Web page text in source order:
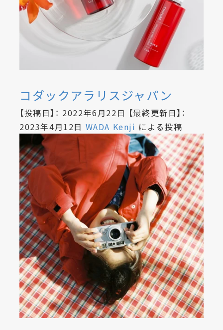
コダックアラリスジャパン
【投稿日】： 2022年6月22日 【最終更新日】：
2023年4月12日 WADA Kenji による投稿